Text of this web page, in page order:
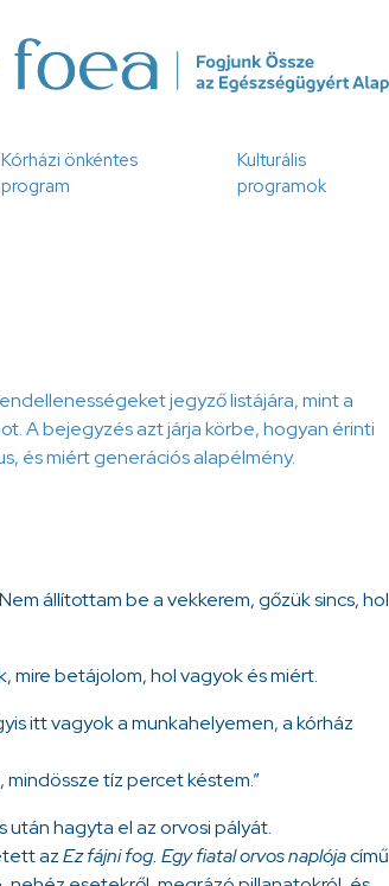
Kórházi önkéntes
program
Kulturális
programok
jegyző listájára, mint a
A bejegyzés azt járja körbe, hogyan érinti
és miért generációs alapélmény.
állítottam be a vekkerem, gőzük sincs, hol
mire betájolom, hol vagyok és miért.
itt vagyok a munkahelyemen, a kórház
tíz percet késtem.”
után hagyta el az orvosi pályát.
azEz fájni fog. Egy fiatal orvos naplójacímű